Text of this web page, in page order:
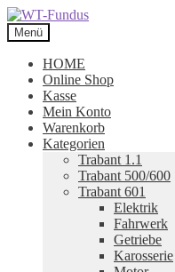
Zur
Navigation
springen
Zum
Inhalt
springen
Menü
HOME
Online Shop
Kasse
Mein Konto
Warenkorb
Kategorien
Trabant 1.1
Trabant 500/600
Trabant 601
Elektrik
Fahrwerk
Getriebe
Karosserie